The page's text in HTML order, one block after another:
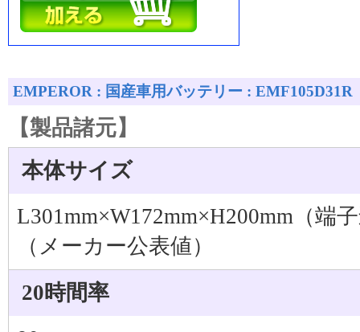
EMPEROR : 国産車用バッテリー : EMF105D31R
【製品諸元】
本体サイズ
L301mm×W172mm×H200mm（端
（メーカー公表値）
20時間率